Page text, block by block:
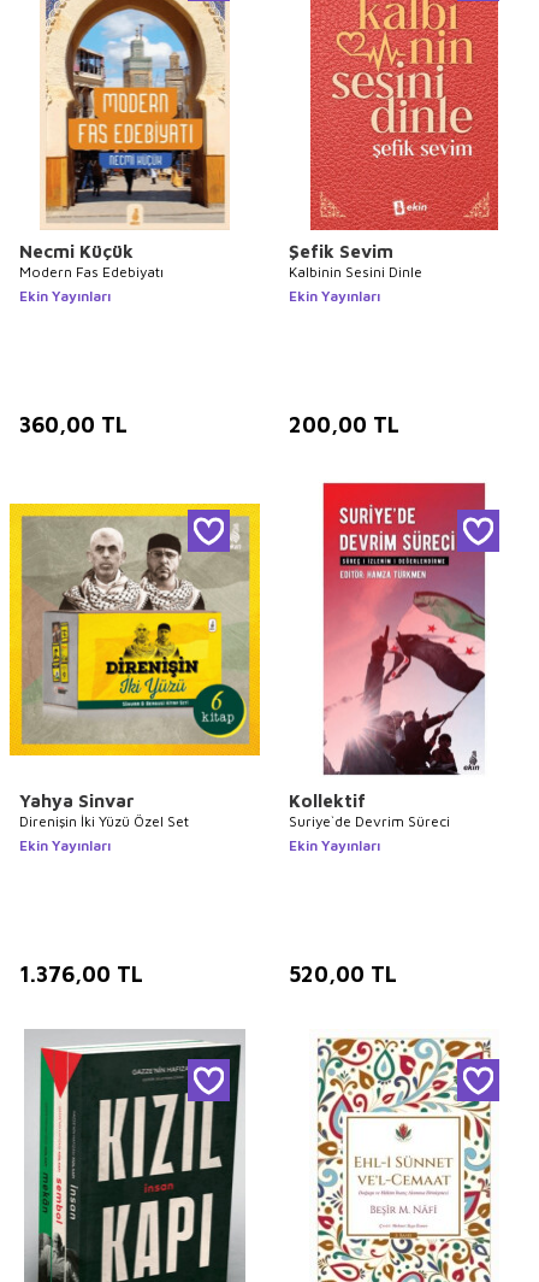
Necmi Küçük
Modern Fas Edebiyatı
Ekin Yayınları
360,00 TL
Şefik Sevim
Kalbinin Sesini Dinle
Ekin Yayınları
200,00 TL
Yahya Sinvar
Direnişin İki Yüzü Özel Set
Ekin Yayınları
1.376,00 TL
Kollektif
Suriye`de Devrim Süreci
Ekin Yayınları
520,00 TL